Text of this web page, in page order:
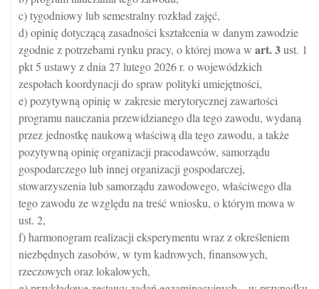
c) tygodniowy lub semestralny rozkład zajęć,
d) opinię dotyczącą zasadności kształcenia w danym zawodzie
zgodnie z potrzebami rynku pracy, o której mowa w art.3ust. 1
pkt 5 ustawy z dnia 27 lutego 2026 r. o wojewódzkich
zespołach koordynacji do spraw polityki umiejętności,
e) pozytywną opinię w zakresie merytorycznej zawartości
programu nauczania przewidzianego dla tego zawodu, wydaną
przez jednostkę naukową właściwą dla tego zawodu, a także
pozytywną opinię organizacji pracodawców, samorządu
gospodarczego lub innej organizacji gospodarczej,
stowarzyszenia lub samorządu zawodowego, właściwego dla
tego zawodu ze względu na treść wniosku, o którym mowa w
ust. 2,
f) harmonogram realizacji eksperymentu wraz z określeniem
niezbędnych zasobów, w tym kadrowych, finansowych,
rzeczowych oraz lokalowych,